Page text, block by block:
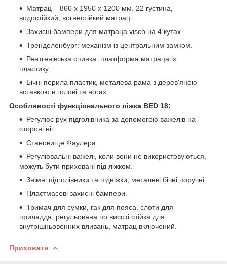
Матрац – 860 x 1950 x 1200 мм. 22 густина,
водостійкий, вогнестійкий матрац.
Захисні бампери для матраца visco на 4 кутах.
Тренделенбург: механізм із центральним замком.
Рентгенівська спинка: платформа матраца із
пластику.
Бічні перила пластик, металева рама з дерев'яною
вставкою в голові та ногах.
Особливості функціонального ліжка BED 18:
Регулює рух підголівника за допомогою важелів на
стороні ніг.
Становище Фаулера.
Регулювальні важелі, коли вони не використовуються,
можуть бути приховані під ліжком.
Знімні підголівники та підніжки, металеві бічні поручні.
Пластмасові захисні бампери.
Тримач для сумки, гак для пояса, слоти для
приладдя, регульована по висоті стійка для
внутрішньовенних вливань, матрац включений.
Приховати